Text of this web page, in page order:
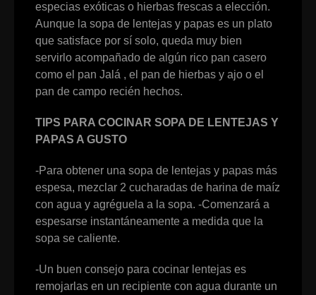
especias exóticas o hierbas frescas a elección.
Aunque la sopa de lentejas y papas es un plato
que satisface por sí solo, queda muy bien
servirlo acompañado de algún rico pan casero
como el pan Jalá , el pan de hierbas y ajo o el
pan de campo recién hechos.
TIPS PARA COCINAR SOPA DE LENTEJAS Y
PAPAS A GUSTO
-Para obtener una sopa de lentejas y papas más
espesa, mezclar 2 cucharadas de harina de maíz
con agua y agréguela a la sopa. -Comenzará a
espesarse instantáneamente a medida que la
sopa se caliente.
-Un buen consejo para cocinar lentejas es
remojarlas en un recipiente con agua durante un